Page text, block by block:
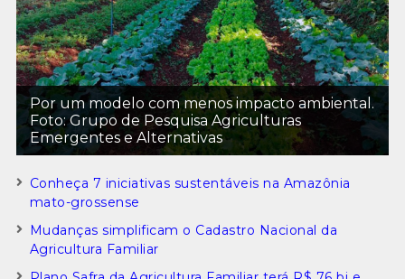
Por um modelo com menos impacto ambiental.
Foto: Grupo de Pesquisa Agriculturas
Emergentes e Alternativas
Conheça 7 iniciativas sustentáveis na Amazônia
mato-grossense
Mudanças simplificam o Cadastro Nacional da
Agricultura Familiar